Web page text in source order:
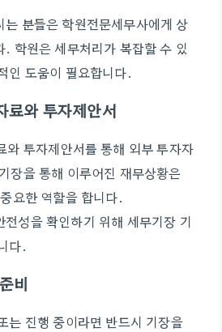
분들은 학원전문세무사에게 상
. 학원은 세무처리가 복잡할 수 있
인 도움이 필요합니다.
와 투자제안서
와 투자제안서를 통해 외부 투자자
장을 통해 이루어진 재무상황은
요한 역할을 합니다.
성을 확인하기 위해 세무기장 기
다.
비
는 진행 중이라면 반드시 기장을